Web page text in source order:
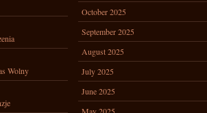
Wolny
October 2025
September 2025
August 2025
July 2025
June 2025